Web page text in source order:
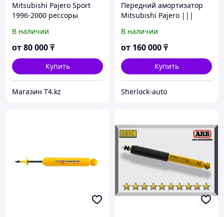
Mitsubishi Pajero Sport
1996-2000 рессоры
IRONMAN 4X4
В наличии
от80 000₸
Купить
Магазин T4.kz
Передний амортизатор
Mitsubishi Pajero |||
2"
В наличии
от 160 000₸
Купить
Sherlock-auto